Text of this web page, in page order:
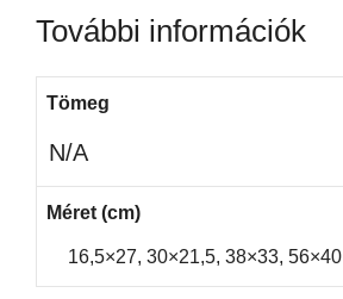
További információk
Tömeg
N/A
Méret (cm)
16,5×27, 30×21,5, 38×33, 56×40